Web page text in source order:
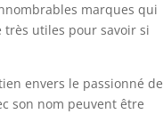
marques qui
très utiles pour savoir si
envers le passionné de
son nom peuvent être